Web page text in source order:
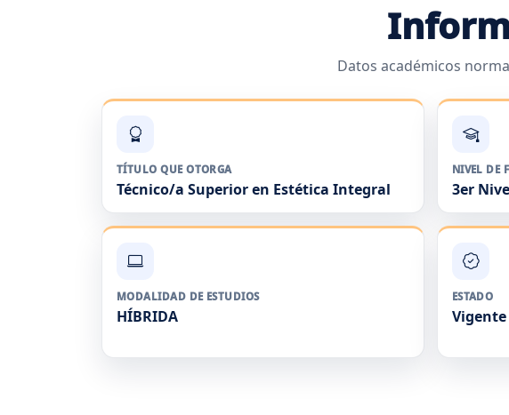
Datos académicos
TÍTULO QUE OTORGA
Técnico/a Superior en Estética Integral
NIVEL DE
3er
MODALIDAD DE ESTUDIOS
HÍBRIDA
ESTADO
Vigente